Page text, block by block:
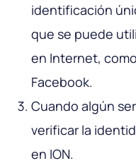
identificación
que se puede
en Internet,
Facebook.
Cuando algún
verificar la
en ION.